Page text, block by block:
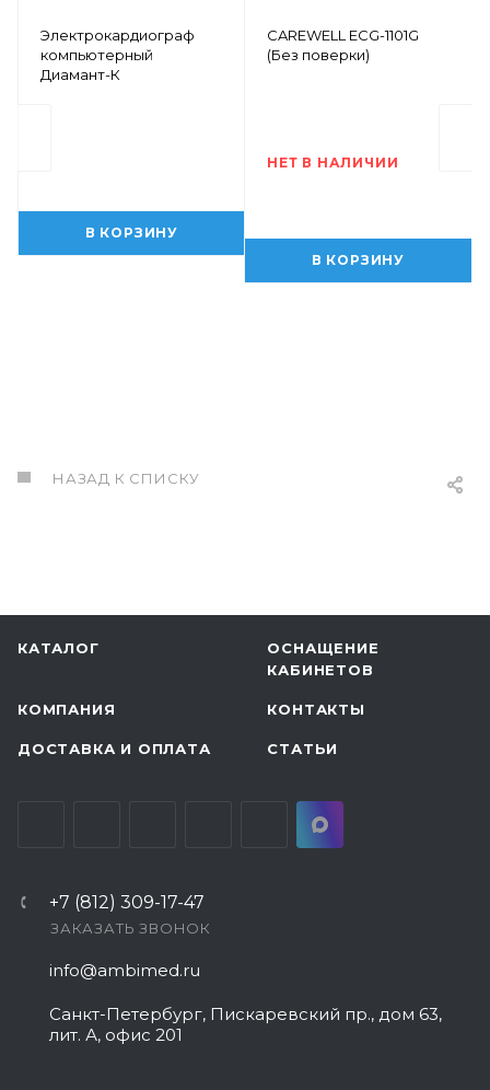
Электрокардиограф
компьютерный
Диамант-К
В КОРЗИНУ
CAREWELL ECG-1101G
(Без поверки)
НЕТ В НАЛИЧИИ
В КОРЗИНУ
НАЗАД К СПИСКУ
КАТАЛОГ
ОСНАЩЕНИЕ
КАБИНЕТОВ
КОМПАНИЯ КОНТАКТЫ
ДОСТАВКА И ОПЛАТА СТАТЬИ
+7 (812) 309-17-47
ЗАКАЗАТЬ ЗВОНОК
info@ambimed.ru
Санкт-Петербург, Пискаревский пр., дом 63,
лит. А, офис 201